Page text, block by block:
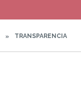
TRANSPARENCIA